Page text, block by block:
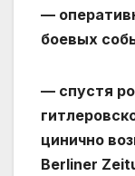
—
боевых
— спустя
цинично
Berliner